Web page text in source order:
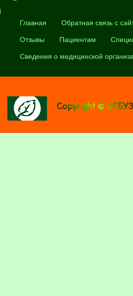
Главная Обратная связь с
Отзывы
Пациентам
Сведения о медицинской
Copyright ©